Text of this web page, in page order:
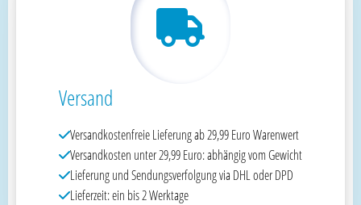
Versand
Versandkostenfreie Lieferung ab 29,99 Euro Warenwert
Versandkosten unter 29,99 Euro: abhängig vom Gewicht
Lieferung und Sendungsverfolgung via DHL oder DPD
Lieferzeit: ein bis 2 Werktage